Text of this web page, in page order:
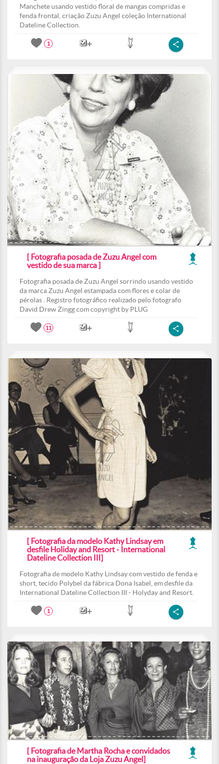
Manchete usando vestido floral de mangas compridas e
fenda frontal, criação Zuzu Angel coleção International
Dateline Collection.
1
[ Fotografia posada de Zuzu Angel com
vestido de sua marca ]
Fotografia posada de Zuzu Angel sorrindo usando vestido
da marca Zuzu Angel estampada com flores e colar de
pérolas . Registro fotográfico realizado pelo fotografo
David Drew Zingg com copyright by PLUG
11
[ Fotografia da modelo Kathy Lindsay em
desfile Holiday and Resort - International
Dateline Collection III]
Fotografia de modelo Kathy Lindsay com vestido de fenda e
short, tecido Polybel da fábrica Dona Isabel, em desfile da
International Dateline Collection III - Holyday and Resort.
1
[ Fotografia de Martha Rocha e convidados
na inauguração da Loja Zuzu Angel]